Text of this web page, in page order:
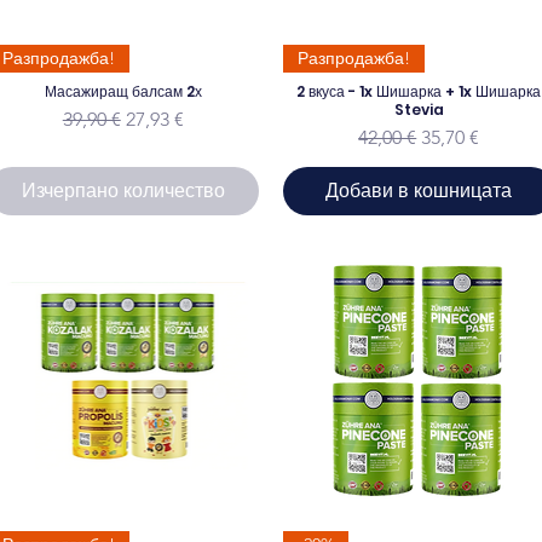
Разпродажба!
Масажиращ балсам 2х
Редовна цена
39,90 € Продажна цена
27,93 €
Изчерпано количество
Разпродажба!
2 вкуса - 1x Шишарка + 1x Шишарка
Stevia
Редовна цена
42,00 € Продажна
35,70 €
Добави в кошницата